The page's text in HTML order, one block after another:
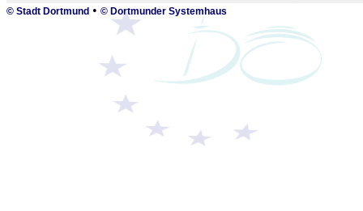
© Stadt Dortmund • © Dortmunder Systemhaus